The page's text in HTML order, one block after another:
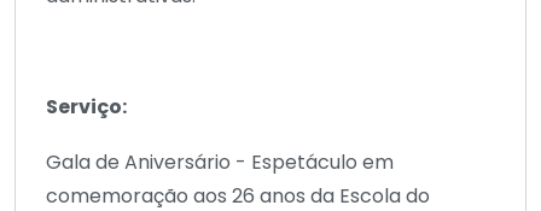
Serviço:
Gala de Aniversário - Espetáculo em
comemoração aos 26 anos da Escola do